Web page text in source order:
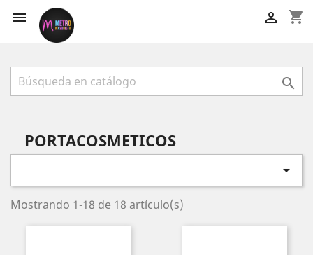
 shopping_cart


PORTACOSMETICOS

Mostrando 1-18 de 18 artículo(s)